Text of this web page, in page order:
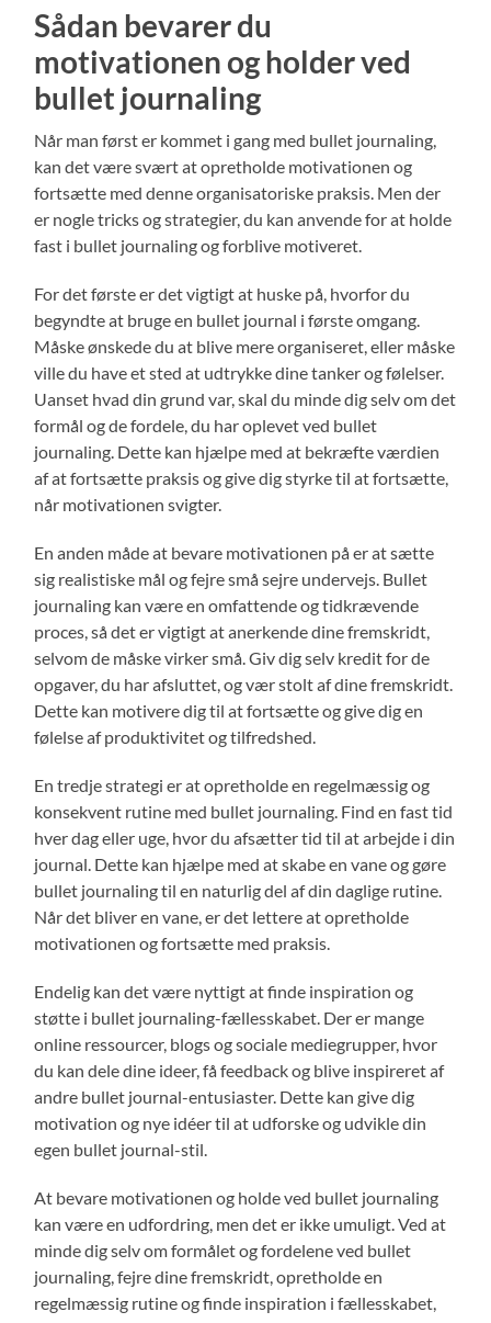
Sådan bevarer du
motivationen og holder ved
bullet journaling
Når man først er kommet i gang med bullet journaling,
kan det være svært at opretholde motivationen og
fortsætte med denne organisatoriske praksis. Men der
er nogle tricks og strategier, du kan anvende for at holde
fast i bullet journaling og forblive motiveret.
For det første er det vigtigt at huske på, hvorfor du
begyndte at bruge en bullet journal i første omgang.
Måske ønskede du at blive mere organiseret, eller måske
ville du have et sted at udtrykke dine tanker og følelser.
Uanset hvad din grund var, skal du minde dig selv om det
formål og de fordele, du har oplevet ved bullet
journaling. Dette kan hjælpe med at bekræfte værdien
af ​​at fortsætte praksis og give dig styrke til at fortsætte,
når motivationen svigter.
En anden måde at bevare motivationen på er at sætte
sig realistiske mål og fejre små sejre undervejs. Bullet
journaling kan være en omfattende og tidkrævende
proces, så det er vigtigt at anerkende dine fremskridt,
selvom de måske virker små. Giv dig selv kredit for de
opgaver, du har afsluttet, og vær stolt af dine fremskridt.
Dette kan motivere dig til at fortsætte og give dig en
følelse af produktivitet og tilfredshed.
En tredje strategi er at opretholde en regelmæssig og
konsekvent rutine med bullet journaling. Find en fast tid
hver dag eller uge, hvor du afsætter tid til at arbejde i din
journal. Dette kan hjælpe med at skabe en vane og gøre
bullet journaling til en naturlig del af din daglige rutine.
Når det bliver en vane, er det lettere at opretholde
motivationen og fortsætte med praksis.
Endelig kan det være nyttigt at finde inspiration og
støtte i bullet journaling-fællesskabet. Der er mange
online ressourcer, blogs og sociale mediegrupper, hvor
du kan dele dine ideer, få feedback og blive inspireret af
andre bullet journal-entusiaster. Dette kan give dig
motivation og nye idéer til at udforske og udvikle din
egen bullet journal-stil.
At bevare motivationen og holde ved bullet journaling
kan være en udfordring, men det er ikke umuligt. Ved at
minde dig selv om formålet og fordelene ved bullet
journaling, fejre dine fremskridt, opretholde en
regelmæssig rutine og finde inspiration i fællesskabet,